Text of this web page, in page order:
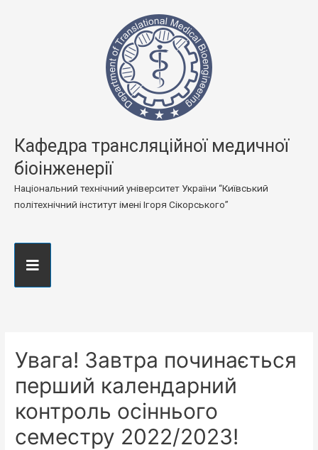
Кафедра трансляційної медичної
біоінженерії
Національний технічний університет України “Київський
політехнічний інститут імені Ігоря Сікорського”
Увага! Завтра починається
перший календарний
контроль осіннього
семестру 2022/2023!